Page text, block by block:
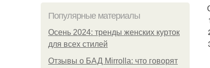
Популярные материалы
Осень 2024: тренды женских курток
для всех стилей
Отзывы о БАД Mirrolla: что говорят